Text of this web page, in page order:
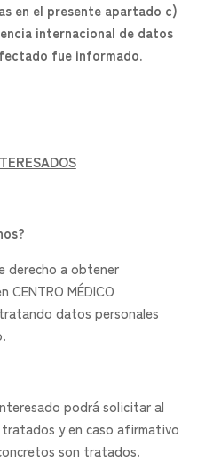
en el presente apartado c)
internacional de datos
fue informado.
derecho a obtener
MÉDICO
datos personales
podrá solicitar al
y en caso afirmativo
son tratados.